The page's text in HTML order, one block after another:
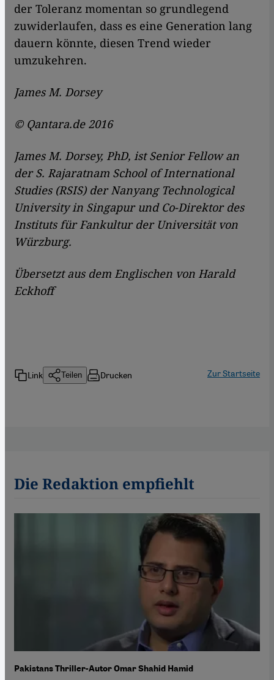
der Toleranz momentan so grundlegend
zuwiderlaufen, dass es eine Generation lang
dauern könnte, diesen Trend wieder
umzukehren.
James M. Dorsey
© Qantara.de 2016
James M. Dorsey, PhD, ist Senior Fellow an
der S. Rajaratnam School of International
Studies (RSIS) der Nanyang Technological
University in Singapur und Co-Direktor des
Instituts für Fankultur der Universität von
Würzburg.
Übersetzt aus dem Englischen von Harald
Eckhoff
Link Teilen Drucken Zur Startseite
Die Redaktion empfiehlt
Pakistans Thriller-Autor Omar Shahid Hamid